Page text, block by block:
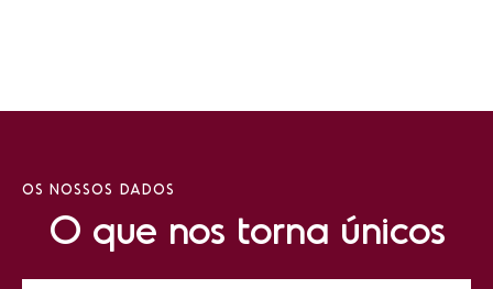
OS NOSSOS DADOS
O que nos torna únicos